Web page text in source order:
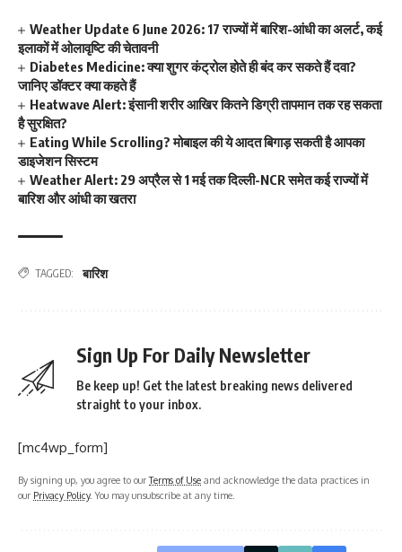
Weather Update 6 June 2026: 17 राज्यों में बारिश-आंधी का अलर्ट, कई
इलाकों में ओलावृष्टि की चेतावनी
Diabetes Medicine: क्या शुगर कंट्रोल होते ही बंद कर सकते हैं दवा?
जानिए डॉक्टर क्या कहते हैं
Heatwave Alert: इंसानी शरीर आखिर कितने डिग्री तापमान तक रह सकता
है सुरक्षित?
Eating While Scrolling? मोबाइल की ये आदत बिगाड़ सकती है आपका
डाइजेशन सिस्टम
Weather Alert: 29 अप्रैल से 1 मई तक दिल्ली-NCR समेत कई राज्यों में
बारिश और आंधी का खतरा
TAGGED: बारिश
Sign Up For Daily Newsletter
Be keep up! Get the latest breaking news delivered
straight to your inbox.
[mc4wp_form]
By signing up, you agree to ourTerms of Use and acknowledge the data practices in
our Privacy Policy. You may unsubscribe at any time.